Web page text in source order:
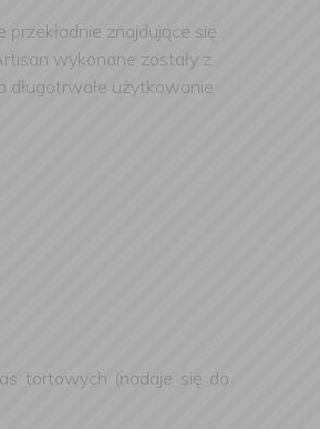
znajdujące się
wykonane zostały z
długotrwałe użytkowanie
tortowych (nadaje się do